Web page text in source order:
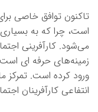
تاکنون توافق خاصی
است، چرا که به
می‌شود. کارآفرینی
زمینه‌های حرفه ای
ورود کرده است. تمرکز
انتفاعی کارآفرینان